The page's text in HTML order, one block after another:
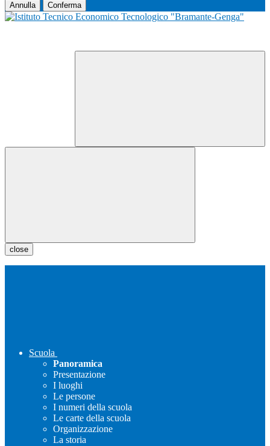
Annulla Conferma
close
Scuola
Panoramica
Presentazione
I luoghi
Le persone
I numeri della scuola
Le carte della scuola
Organizzazione
La storia